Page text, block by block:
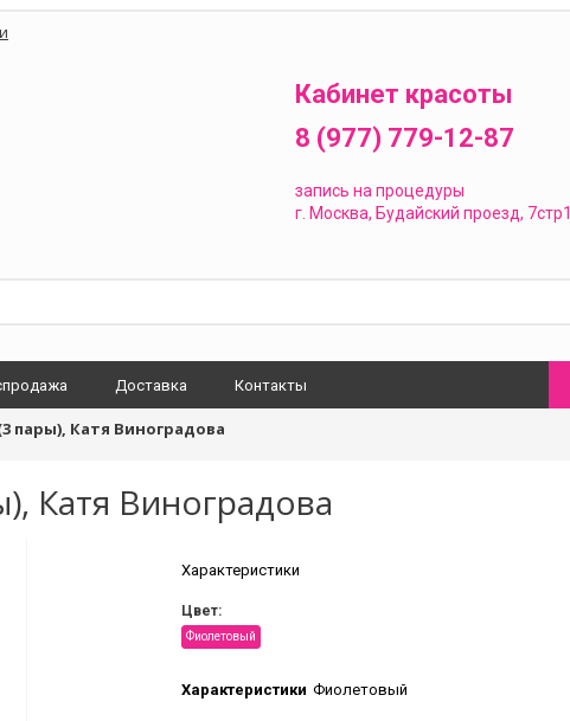
Кабинет красоты
8 (977) 779-12-87
запись на процедуры
г. Москва, Будайский проезд, 7стр1
Доставка Контакты
пары), Катя Виноградова
Катя Виноградова
Характеристики
Цвет:
Фиолетовый
Характеристики Фиолетовый